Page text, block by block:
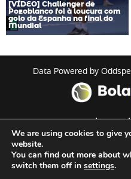
[VÍDEO] Challenger de
Pozoblanco foi à loucura com
golo da Espanha na final do
Mundial
Data Powered by
theme
We are using cookies to give
website.
You can find out more about
switch them off in settings.